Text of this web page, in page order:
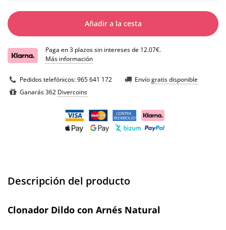
Añadir a la cesta
Paga en 3 plazos sin intereses de 12.07€.
Más información
Pedidos telefónicos:965 641 172 Envíogratis disponible
Ganarás 362 Divercoins
Descripción del producto
Clonador Dildo con Arnés Natural